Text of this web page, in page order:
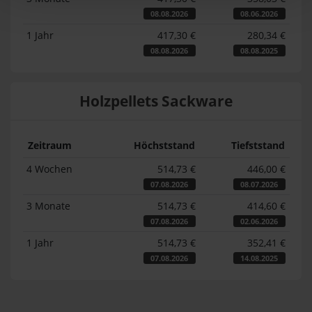
08.08.2026 08.06.2026
1 Jahr 417,30 €
08.08.2026
280,34 €
08.08.2025
Holzpellets Sackware
Zeitraum Höchststand
Tiefststand
4 Wochen
514,73 €
07.08.2026
446,00 €
08.07.2026
3 Monate 514,73 €
07.08.2026
414,60 €
02.06.2026
1 Jahr 514,73 €
07.08.2026
352,41 €
14.08.2025